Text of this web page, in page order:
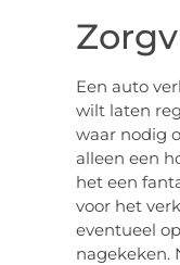
Een auto
wilt laten
waar nodig
alleen een
het een
voor het
eventueel
nagekeken.